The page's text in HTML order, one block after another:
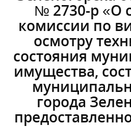
№ 2730-р «О
комиссии по
осмотру
состояния
имущества,
города